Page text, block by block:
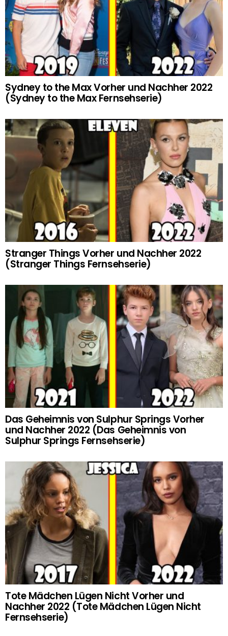
Sydney to the Max Vorher und Nachher 2022
(Sydney to the Max Fernsehserie)
Stranger Things Vorher und Nachher 2022
(Stranger Things Fernsehserie)
Das Geheimnis von Sulphur Springs Vorher
und Nachher 2022 (Das Geheimnis von
Sulphur Springs Fernsehserie)
Tote Mädchen Lügen Nicht Vorher und
Nachher 2022 (Tote Mädchen Lügen Nicht
Fernsehserie)